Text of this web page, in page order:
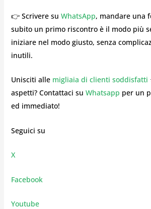
👉 Scrivere su WhatsApp, mandare una
subito un primo riscontro è il modo più
iniziare nel modo giusto, senza
inutili.
Unisciti alle migliaia di clienti soddisfatti
aspetti? Contattaci su Whatsapp per un
ed immediato!
Seguici su
X
Facebook
Youtube